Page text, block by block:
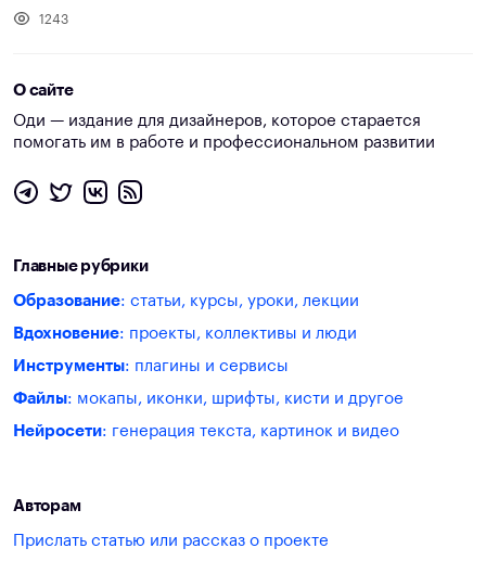
1243
О сайте
Оди — издание для дизайнеров, которое старается
помогать им в работе и профессиональном развитии
Главные рубрики
Образование: статьи, курсы, уроки, лекции
Вдохновение: проекты, коллективы и люди
Инструменты: плагины и сервисы
Файлы: мокапы, иконки, шрифты, кисти и другое
Нейросети: генерация текста, картинок и видео
Авторам
Прислать статью или рассказ о проекте